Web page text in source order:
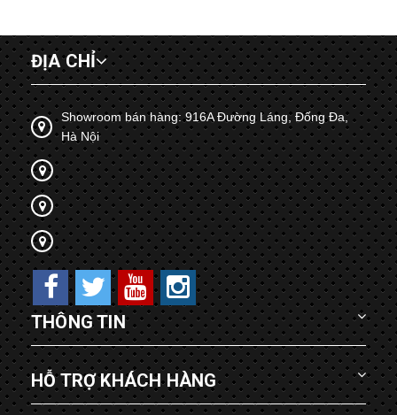
ĐỊA CHỈ
Showroom bán hàng: 916A Đường Láng, Đống Đa,
Hà Nội
THÔNG TIN
HỖ TRỢ KHÁCH HÀNG